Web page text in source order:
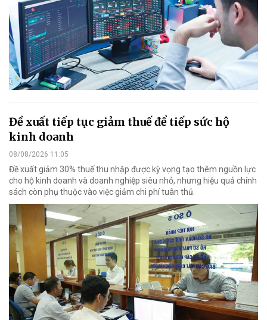
Đề xuất tiếp tục giảm thuế để tiếp sức hộ
kinh doanh
08/08/2026 11:05
Đề xuất giảm 30% thuế thu nhập được kỳ vọng tạo thêm nguồn lực
cho hộ kinh doanh và doanh nghiệp siêu nhỏ, nhưng hiệu quả chính
sách còn phụ thuộc vào việc giảm chi phí tuân thủ.